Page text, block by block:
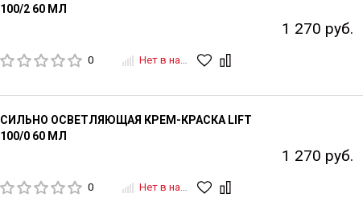
100/2 60 МЛ
0 Нет в наличии
1 270 руб.
СИЛЬНО ОСВЕТЛЯЮЩАЯ КРЕМ-КРАСКА LIFT
100/0 60 МЛ
0 Нет в наличии
1 270 руб.